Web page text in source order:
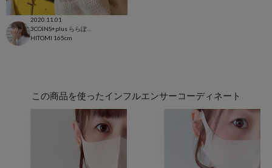
2020.11.01
HITOMI 165cm
この商品を使ったインフルエンサーコーディネート